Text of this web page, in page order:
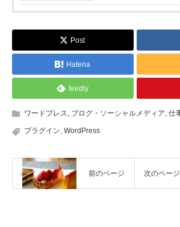
Post
Hatena
feedly
ワードプレス ブログ・ソーシャルメディア 仕
プラグイン WordPress
前のページ 次のページ